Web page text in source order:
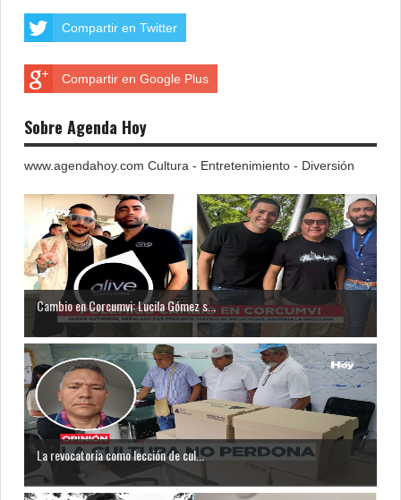
Compartir en Twitter
Compartir en Google Plus
Sobre Agenda Hoy
www.agendahoy.com Cultura - Entretenimiento - Diversión
Cambio en Corcumvi: Lucila Gómez s...
La revocatoria como lección de cul...